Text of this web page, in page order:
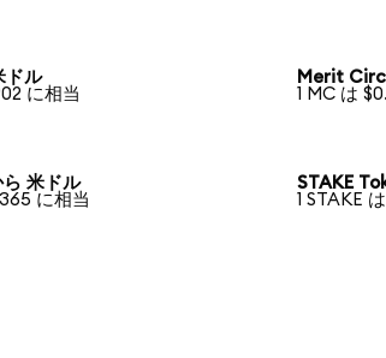
ドル
に相当
Merit
1 MC は
米ドル
に相当
STAKE
1 STAKE